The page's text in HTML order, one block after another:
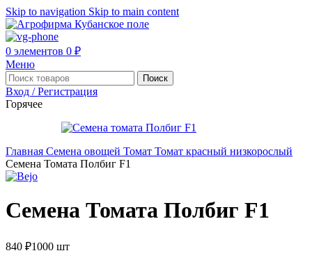
Skip to navigation Skip to main content
0 элементов 0 ₽
Меню
Поиск
Вход / Регистрация
Горячее
Главная Семена овощей Томат Томат красный низкорослый
Семена Томата Полбиг F1
Семена Томата Полбиг F1
840 ₽1000 шт